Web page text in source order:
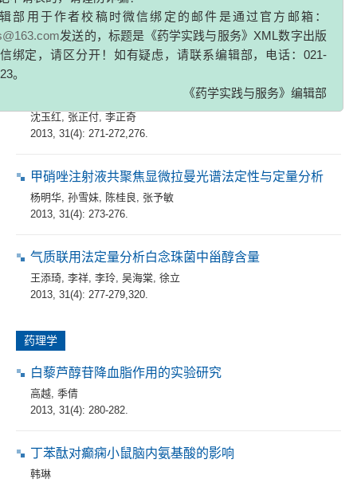
申请表的，请谨防诈骗！
部用于作者校稿时微信绑定的邮件是通过官方邮箱：
发送的，标题是《药学实践与服务》XML数字出版
绑定，请区分开！如有疑虑，请联系编辑部，电话：021-
。
《药学实践与服务》编辑部
三尖杉内生真菌的季节动态和组织分布研究
相延英,明乾良, 李文超,韩婷,秦路平
2013, 31(4): 267-270,289.
美国药物临床试验受试者的损害补偿及其启示
沈玉红 张正付 李正奇
2013, 31(4): 271-272,276.
甲硝唑注射液共聚焦显微拉曼光谱法定性与定量分析
杨明华 孙雪妹 陈桂良
张予敏
2013, 31(4): 273-276.
气质联用法定量分析白念珠菌中甾醇含量
王添琦 李祥 李玲 吴海棠 徐立
2013, 31(4): 277-279,320.
药理学
白藜芦醇苷降血脂作用的实验研究
高越 季倩
2013, 31(4): 280-282.
丁苯酞对癫痫小鼠脑内氨基酸的影响
韩琳